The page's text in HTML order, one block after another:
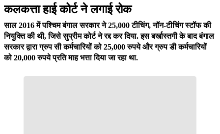
कलकत्ता हाई कोर्ट ने लगाई रोक
साल 2016 में पश्चिम बंगाल सरकार ने 25,000 टीचिंग, नॉन-टीचिंग स्टॉफ की
नियुक्ति की थी, जिसे सुप्रीम कोर्ट ने रद्द कर दिया. इस बर्खास्तगी के बाद बंगाल
सरकार द्वारा ग्रुप सी कर्मचारियों को 25,000 रुपये और ग्रुप डी कर्मचारियों
को 20,000 रुपये प्रति माह भत्ता दिया जा रहा था.